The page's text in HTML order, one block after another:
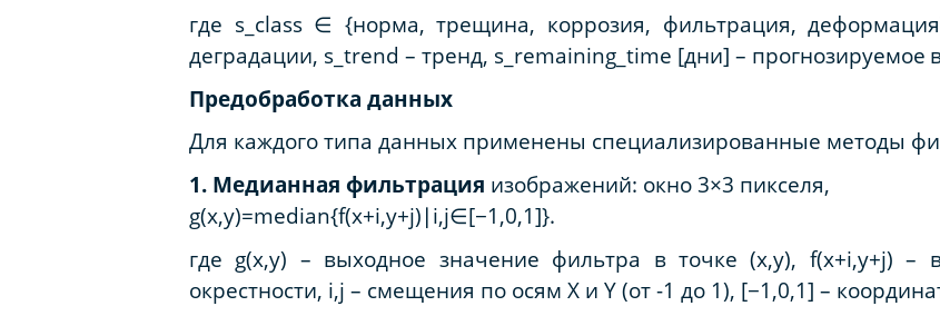
где s_class ∈ {норма,трещина, коррозия, фильтрация,деформация
деградации, s_trend​ – тренд, s_remaining_time​ [дни] – прогнозируемое
Предобработка данных
Для каждого типа данных применены специализированные методы
1. Медианная фильтрация изображений: окно 3×3 пикселя,
g(x,y)=median{f(x+i,y+j) ∣ i,j∈[−1,0,1]}.
где g(x,y) – выходное значение фильтра в точке (x,y), f(x+i,y+j) –
окрестности, i,j – смещения по осям X и Y (от -1 до 1), [−1,0,1] –